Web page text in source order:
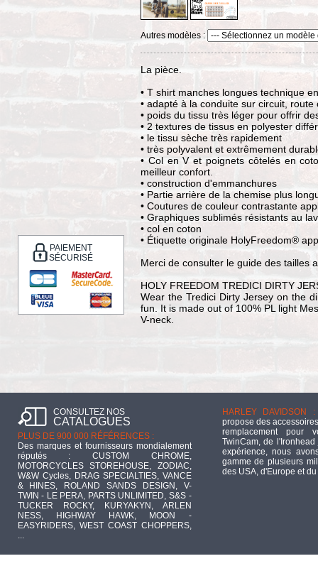
PAIEMENT
SÉCURISÉ
Autres modèles :
La pièce.
• T shirt manches longues technique
• adapté à la conduite sur circuit,
• poids du tissu très léger pour offrir
• 2 textures de tissus en polyester
• le tissu sèche très rapidement
• très polyvalent et extrêmement
• Col en V et poignets côtelés en
meilleur confort.
• construction d'emmanchures
• Partie arrière de la chemise plus
• Coutures de couleur contrastante
• Graphiques sublimés résistants au
• col en coton
• Étiquette originale HolyFreedom®
Merci de consulter le guide des tailles
HOLY FREEDOM TREDICI DIRTY
Wear the Tredici Dirty Jersey on the
fun. It is made out of 100% PL light
V-neck.
CONSULTEZ NOS
CATALOGUES
PLUS DE 900 000 RÉFÉRENCES :
Des marques et fournisseurs mondialement
réputés : CUSTOM CHROME,
MOTORCYCLES STOREHOUSE, ZODIAC,
W&W Cycles, DRAG SPECIALTIES, VANCE
& HINES, ROLAND SANDS DESIGN, V-
TWIN - LE PERA, PARTS UNLIMITED, S&S -
TUCKER ROCKY, KURYAKYN, ARLEN
NESS, HIGHWAY HAWK, MOON -
EASYRIDERS, WEST COAST CHOPPERS,
...
HARLEY DAVIDSON :
propose des
remplacement pour
TwinCam, de
expérience, nous
gamme de plusieurs
des USA, d'Europe et